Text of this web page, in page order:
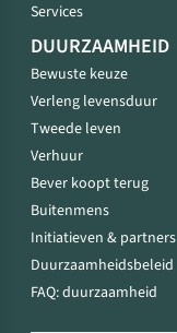
Services
DUURZAAMHEID
Bewuste keuze
Verleng levensduur
Tweede leven
Verhuur
Bever koopt terug
Buitenmens
Initiatieven & partners
Duurzaamheidsbeleid
FAQ: duurzaamheid